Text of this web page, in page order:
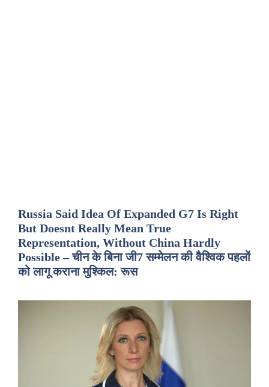
Russia Said Idea Of Expanded G7 Is Right
But Doesnt Really Mean True
Representation, Without China Hardly
Possible – चीन के बिना जी7 सम्मेलन की वैश्विक पहलों
को लागू कराना मुश्किल: रूस